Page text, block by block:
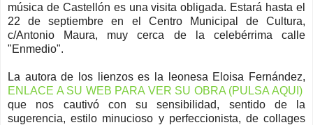
música de Castellón es una visita obligada. Estará hasta el
22 de septiembre en el Centro Municipal de Cultura,
c/Antonio Maura, muy cerca de la celebérrima calle
"Enmedio".
La autora de los lienzos es la leonesa Eloisa Fernández,
ENLACE A SU WEB PARA VER SU OBRA (PULSA AQUI)
que nos cautivó con su sensibilidad, sentido de la
sugerencia, estilo minucioso y perfeccionista, de collages